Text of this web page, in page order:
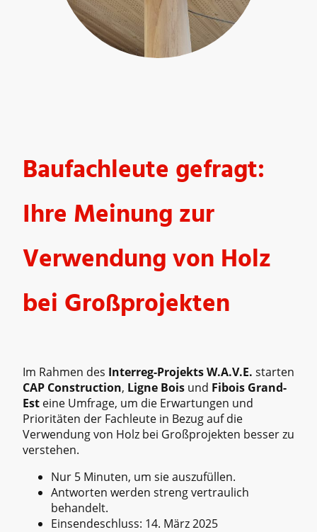
Baufachleute gefragt:
Ihre Meinung zur
Verwendung von Holz
bei Großprojekten
Im Rahmen des Interreg-Projekts W.A.V.E. starten
CAP Construction, Ligne Bois und Fibois Grand-
Est eine Umfrage, um die Erwartungen und
Prioritäten der Fachleute in Bezug auf die
Verwendung von Holz bei Großprojekten besser zu
verstehen.
Nur 5 Minuten, um sie auszufüllen.
Antworten werden streng vertraulich
behandelt.
Einsendeschluss: 14. März 2025